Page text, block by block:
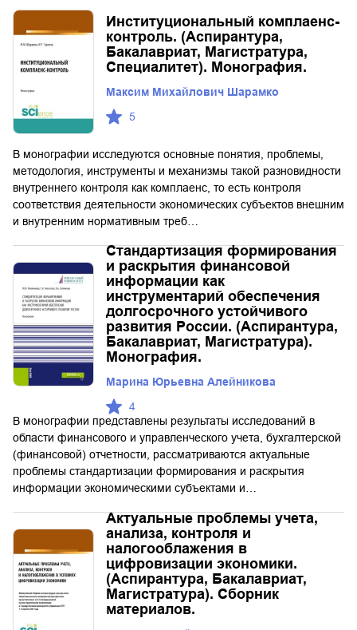
Институциональный комплаенс-
контроль. (Аспирантура,
Бакалавриат, Магистратура,
Специалитет). Монография.
Максим Михайлович Шарамко
5
В монографии исследуются основные понятия, проблемы,
методология, инструменты и механизмы такой разновидности
внутреннего контроля как комплаенс, то есть контроля
соответствия деятельности экономических субъектов внешним
и внутренним нормативным треб…
Стандартизация формирования
и раскрытия финансовой
информации как
инструментарий обеспечения
долгосрочного устойчивого
развития России. (Аспирантура,
Бакалавриат, Магистратура).
Монография.
Марина Юрьевна Алейникова
4
В монографии представлены результаты исследований в
области финансового и управленческого учета, бухгалтерской
(финансовой) отчетности, рассматриваются актуальные
проблемы стандартизации формирования и раскрытия
информации экономическими субъектами и…
Актуальные проблемы учета,
анализа, контроля и
налогооблажения в
цифровизации экономики.
(Аспирантура, Бакалавриат,
Магистратура). Сборник
материалов.